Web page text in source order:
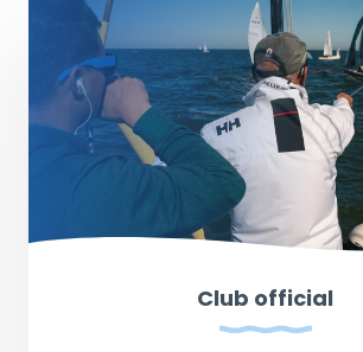
Club official